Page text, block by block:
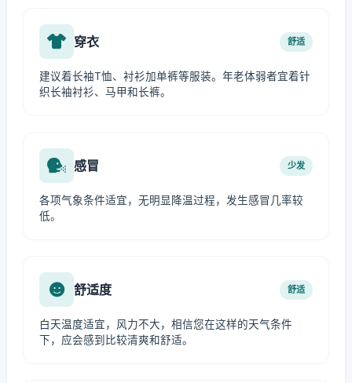
穿衣 舒适
建议着长袖T恤、衬衫加单裤等服装。年老体弱者宜着针
织长袖衬衫、马甲和长裤。
感冒 少发
各项气象条件适宜，无明显降温过程，发生感冒几率较
低。
舒适度 舒适
白天温度适宜，风力不大，相信您在这样的天气条件
下，应会感到比较清爽和舒适。